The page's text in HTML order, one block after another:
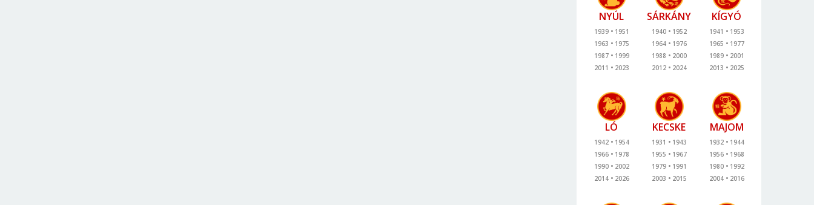
NYÚL
1939
1951
1963
1975
1987
1999
2011
2023
SÁRKÁNY
1940
1952
1964
1976
1988
2000
2012
2024
KÍGYÓ
1941
1953
1965
1977
1989
2001
2013
2025
LÓ
1942
1954
1966
1978
1990
2002
2014
2026
KECSKE
1931
1943
1955
1967
1979
1991
2003
2015
MAJOM
1932
1944
1956
1968
1980
1992
2004
2016